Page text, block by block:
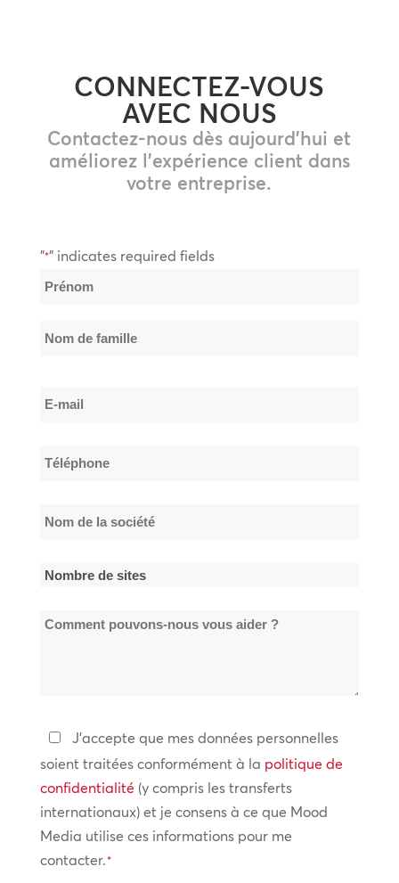
CONNECTEZ-VOUS
AVEC NOUS
Contactez-nous dès aujourd'hui et
améliorez l'expérience client dans
votre entreprise.
"*" indicates required fields
Nom
Prénom
de
E-
Téléphone
Nom
Nombre
sites
Comment
Politique
de
confidentialité
*
J'accepte que mes données personnelles
soient traitées conformément à la politique de
confidentialité(y compris les transferts
internationaux) et je consens à ce que Mood
Media utilise ces informations pour me
contacter.*